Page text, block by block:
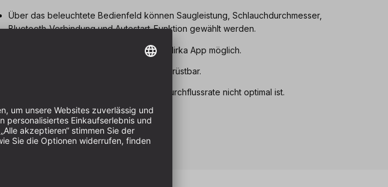
Über das beleuchtete Bedienfeld können Saugleistung, Schlauchdurchmesser,
Bluetooth-Verbindung und Autostart-Funktion gewählt werden.
Verbindung und Einstellung über die myMirka App möglich.
Optional Bluethooth-Fernbedienung nachrüstbar.
Ein Luftstromsensor zeigt an, wenn die Durchflussrate nicht optimal ist.
Made in Finland.